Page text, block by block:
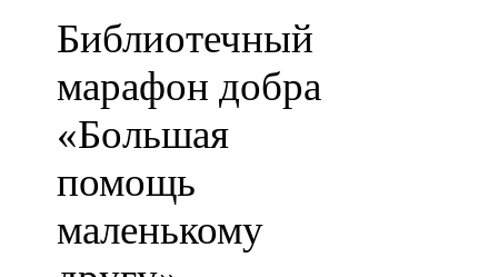
Библиотечный
марафон добра
«Большая
помощь
маленькому